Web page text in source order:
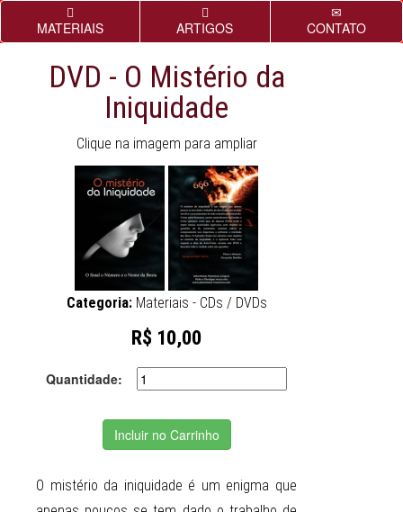
MATERIAIS ARTIGOS CONTATO
DVD - O Mistério da
Iniquidade
Clique na imagem para ampliar
Categoria: Materiais - CDs / DVDs
R$ 10,00
Quantidade:
Incluir no Carrinho
O mistério da iniquidade é um enigma que